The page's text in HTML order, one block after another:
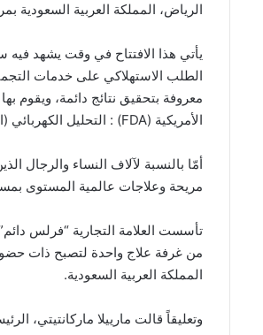
الرياض، المملكة العربية السعودية
يأتي هذا الافتتاح في وقت يشهد فيه
الطلب الاستهلاكي على خدمات
معروفة بتحقيق نتائج دائمة، ويقوم
الأمريكية (FDA) : التحليل الكهربائي (الالكترولسيس).
أمّا بالنسبة لآلاف النساء والرجال
مريحة وعلاجات عالمية المستوى
من غرفة علاج واحدة لتصبح ذات
المملكة العربية السعودية.
وتعليقاً قالت مارييلا ماركانتيتي،